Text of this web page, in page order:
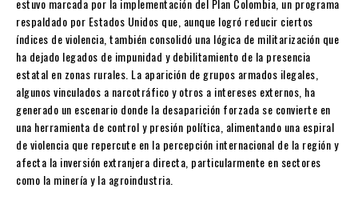
respaldado por Estados Unidos que, aunque logró reducir ciertos
índices de violencia, también consolidó una lógica de militarización que
ha dejado legados de impunidad y debilitamiento de la presencia
estatal en zonas rurales. La aparición de grupos armados ilegales,
algunos vinculados a narcotráfico y otros a intereses externos, ha
generado un escenario donde la desaparición forzada se convierte en
una herramienta de control y presión política, alimentando una espiral
de violencia que repercute en la percepción internacional de la región y
afecta la inversión extranjera directa, particularmente en sectores
como la minería y la agroindustria.